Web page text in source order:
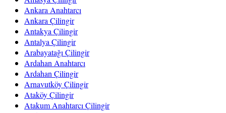
Ankara Anahtarcı
Ankara Çilingir
Antakya Çilingir
Antalya Çilingir
Arabayatağı Çilingir
Ardahan Anahtarcı
Ardahan Çilingir
Arnavutköy Çilingir
Ataköy Çilingir
Atakum Anahtarcı Çilingir